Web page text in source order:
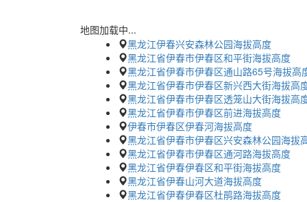
地图加载中...
黑龙江伊春兴安森林公园海拔高度
黑龙江省伊春市伊春区和平街海拔高度
黑龙江省伊春市伊春区通山路65号海拔高
黑龙江省伊春市伊春区新兴西大街海拔高
黑龙江省伊春市伊春区透笼山大街海拔高
黑龙江省伊春市伊春区前进海拔高度
伊春市伊春区伊春河海拔高度
黑龙江省伊春市伊春区兴安森林公园海拔
黑龙江省伊春市伊春区通河路海拔高度
黑龙江省伊春伊春区和平街海拔高度
黑龙江省伊春山河大道海拔高度
黑龙江省伊春伊春区杜鹃路海拔高度